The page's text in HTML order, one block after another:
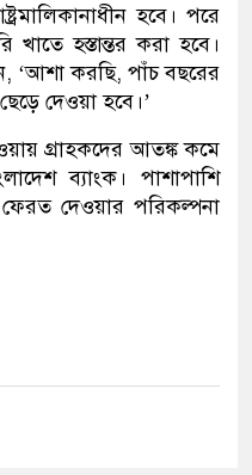
হবে। পরে
খাতে হস্তান্তর করা হবে।
‘আশা করছি, পাঁচ বছরের
দেওয়া হবে।’
গ্রাহকদের আতঙ্ক কমে
ব্যাংক। পাশাপাশি
ফেরত দেওয়ার পরিকল্পনা